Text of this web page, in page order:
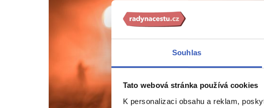
Souhlas
Tato webová stránka používá cookies
K personalizaci obsahu a reklam,